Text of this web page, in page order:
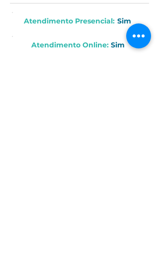
Atendimento Presencial: Sim
Atendimento Online: Sim